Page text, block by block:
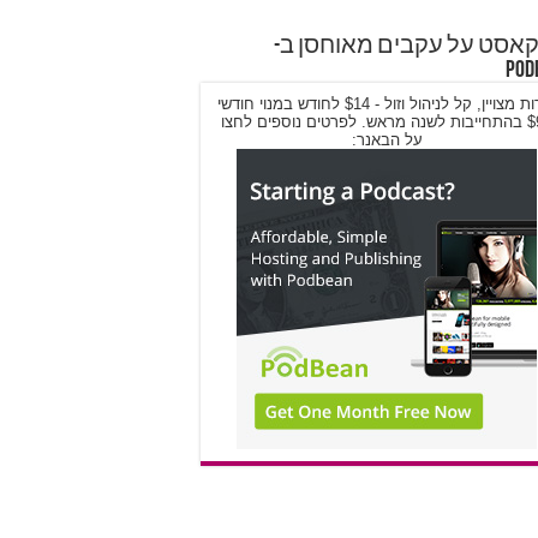
על עקבים מאוחסן ב-
שירות מצויין, קל לניהול וזול - $14 לחודש במנוי חודשי
/ $9 בהתחייבות לשנה מראש. לפרטים נוספים לחצו
על הבאנר: